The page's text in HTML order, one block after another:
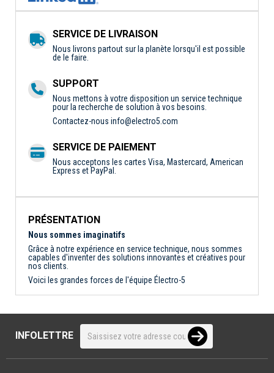
SERVICE DE LIVRAISON
Nous livrons partout sur la planète lorsqu'il est possible
de le faire.
SUPPORT
Nous mettons à votre disposition un service technique
pour la recherche de solution à vos besoins.
Contactez-nous info@electro5.com
SERVICE DE PAIEMENT
Nous acceptons les cartes Visa, Mastercard, American
Express et PayPal.
PRÉSENTATION
Nous sommes imaginatifs
Grâce à notre expérience en service technique, nous sommes
capables d'inventer des solutions innovantes et créatives pour
nos clients.
Voici les grandes forces de l'équipe Électro-5
INFOLETTRE